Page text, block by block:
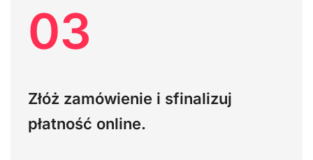
03
Złóż zamówienie i sfinalizuj
płatność online.